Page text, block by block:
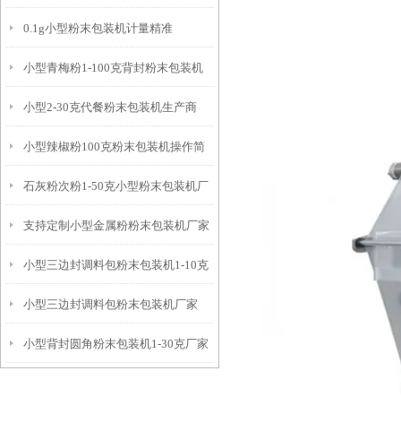
介
0.1g小型粉末包装机计量精准
小型青梅粉1-100克背封粉末包装机
小型2-30克代餐粉末包装机生产商
小型辣椒粉100克粉末包装机操作简
单
石灰粉次粉1-50克小型粉末包装机厂
家
支持定制小型金属粉粉末包装机厂家
小型三边封调料包粉末包装机1-10克
小型三边封调料包粉末包装机厂家
小型背封圆角粉末包装机1-30克厂家